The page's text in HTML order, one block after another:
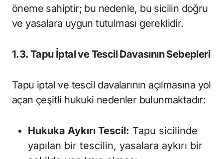
öneme sahiptir; bu nedenle, bu sicilin doğru
ve yasalara uygun tutulması gereklidir.
1.3. Tapu İptal ve Tescil Davasının Sebepleri
Tapu iptal ve tescil davalarının açılmasına yol
açan çeşitli hukuki nedenler bulunmaktadır:
Hukuka Aykırı Tescil: Tapu sicilinde
yapılan bir tescilin, yasalara aykırı bir